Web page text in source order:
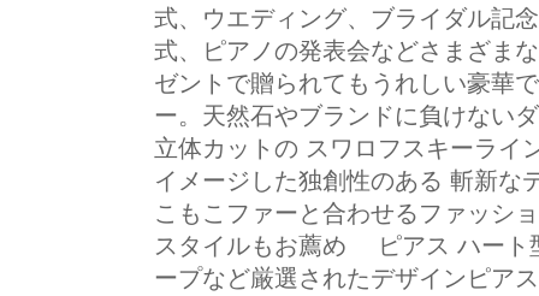
式、ウエディング、ブライダル記
式、ピアノの発表会などさまざま
ゼントで贈られてもうれしい豪華
ー。天然石やブランドに負けない
立体カットの スワロフスキーライ
イメージした独創性のある 斬新な
こもこファーと合わせるファッシ
スタイルもお薦め ピアス ハート
ープなど厳選されたデザインピア